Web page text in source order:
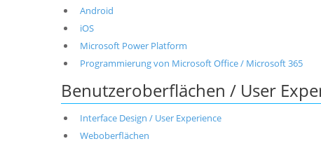
Android
iOS
Microsoft Power Platform
Programmierung von Microsoft Office / Microsoft 365
Benutzeroberflächen / User
Interface Design / User Experience
Weboberflächen